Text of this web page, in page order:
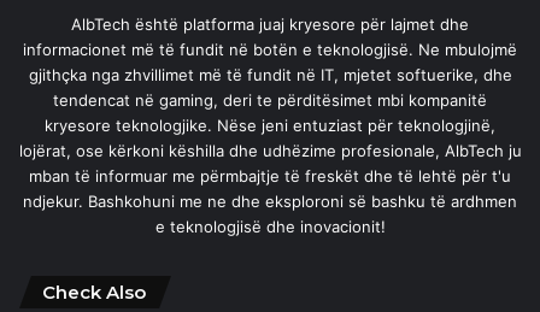
AlbTech është platforma juaj kryesore për lajmet dhe
informacionet më të fundit në botën e teknologjisë. Ne mbulojmë
gjithçka nga zhvillimet më të fundit në IT, mjetet softuerike, dhe
tendencat në gaming, deri te përditësimet mbi kompanitë
kryesore teknologjike. Nëse jeni entuziast për teknologjinë,
lojërat, ose kërkoni këshilla dhe udhëzime profesionale, AlbTech ju
mban të informuar me përmbajtje të freskët dhe të lehtë për t'u
ndjekur. Bashkohuni me ne dhe eksploroni së bashku të ardhmen
e teknologjisë dhe inovacionit!
Check Also